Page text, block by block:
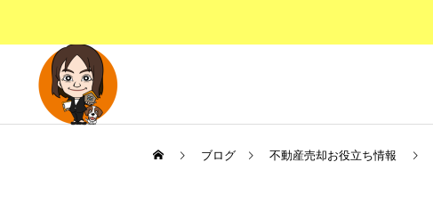
ブログ 不動産売却お役立ち情報